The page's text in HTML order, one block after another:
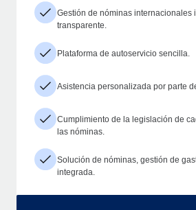
Gestión de nóminas internacionales
transparente.
Plataforma de autoservicio sencilla.
Asistencia personalizada por parte
Cumplimiento de la legislación de
las nóminas.
Solución de nóminas, gestión de
integrada.